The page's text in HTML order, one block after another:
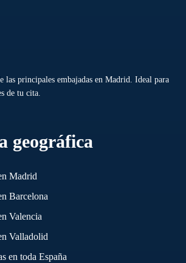
las principales embajadas en Madrid. Ideal para
de tu cita.
geográfica
Madrid
Barcelona
Valencia
Valladolid
en toda España